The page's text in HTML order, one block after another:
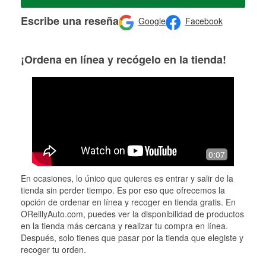
Escribe una reseña Google Facebook
¡Ordena en línea y recógelo en la tienda!
0:07
En ocasiones, lo único que quieres es entrar y salir de la
tienda sin perder tiempo. Es por eso que ofrecemos la
opción de ordenar en línea y recoger en tienda gratis. En
OReillyAuto.com, puedes ver la disponibilidad de productos
en la tienda más cercana y realizar tu compra en línea.
Después, solo tienes que pasar por la tienda que elegiste y
recoger tu orden.